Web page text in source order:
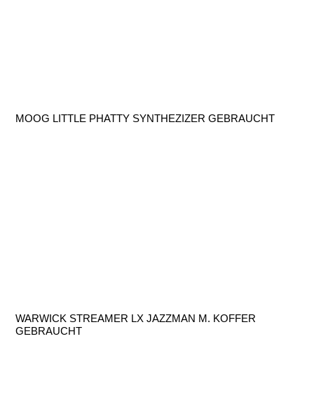
MOOG LITTLE PHATTY SYNTHEZIZER GEBRAUCHT
WARWICK STREAMER LX JAZZMAN M. KOFFER
GEBRAUCHT